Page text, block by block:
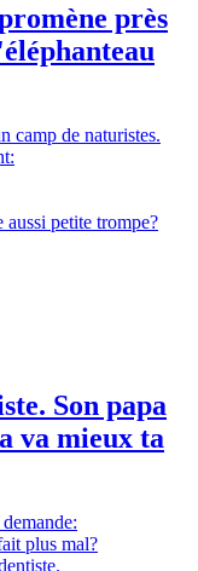
près
camp de naturistes.
petite trompe?
Son papa
va mieux ta
plus mal?